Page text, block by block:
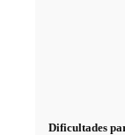
Dificultades